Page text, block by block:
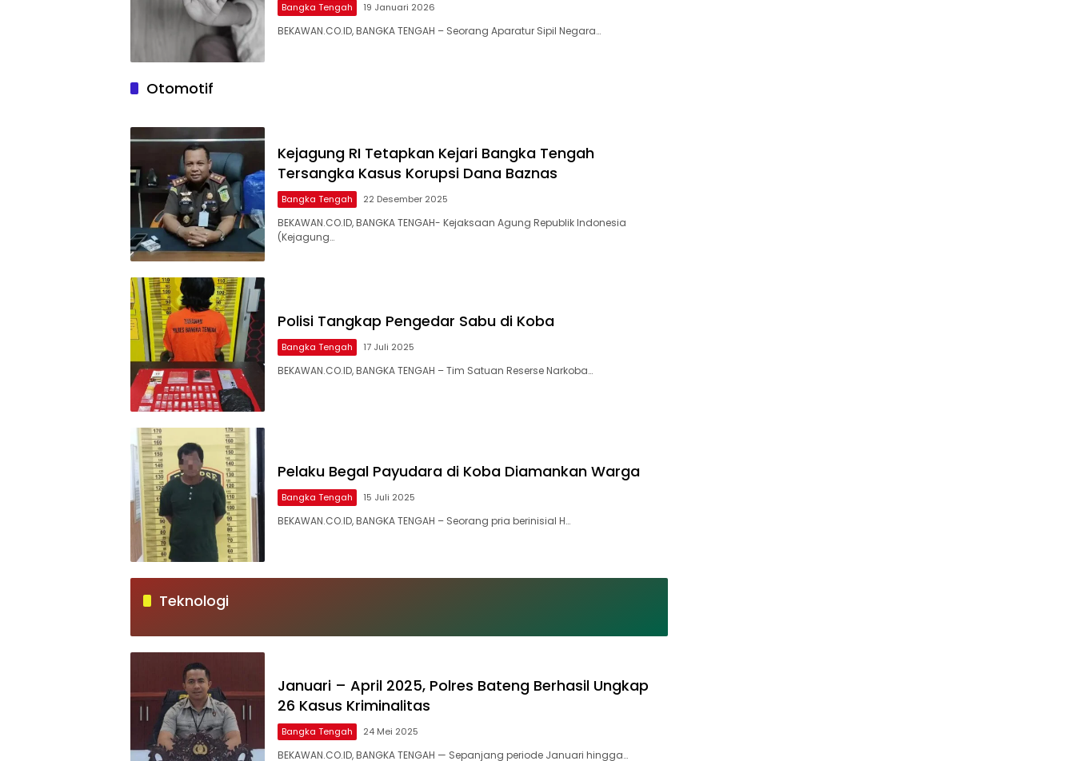
Bangka Tengah 19 Januari 2026
BEKAWAN.CO.ID, BANGKA TENGAH – Seorang Aparatur Sipil Negara…
Otomotif
Kejagung RI Tetapkan Kejari Bangka Tengah
Tersangka Kasus Korupsi Dana Baznas
Bangka Tengah 22 Desember 2025
BEKAWAN.CO.ID, BANGKA TENGAH- Kejaksaan Agung Republik Indonesia
(Kejagung…
Polisi Tangkap Pengedar Sabu di Koba
Bangka Tengah 17 Juli 2025
BEKAWAN.CO.ID, BANGKA TENGAH – Tim Satuan Reserse Narkoba…
‎Pelaku Begal Payudara di Koba Diamankan Warga ‎
Bangka Tengah 15 Juli 2025
‎BEKAWAN.CO.ID, BANGKA TENGAH – Seorang pria berinisial H…
Teknologi
Januari – April 2025, Polres Bateng Berhasil Ungkap
26 Kasus Kriminalitas
Bangka Tengah 24 Mei 2025
BEKAWAN.CO.ID, BANGKA TENGAH — Sepanjang periode Januari hingga…